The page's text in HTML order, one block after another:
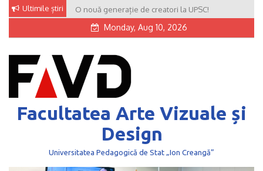
Skip
Ultimile știri O nouă generație de creatori la UPSC!
Monday, Aug 10, 2026
Facultatea Arte Vizuale și
Design
Universitatea Pedagogică de Stat „Ion Creangă”